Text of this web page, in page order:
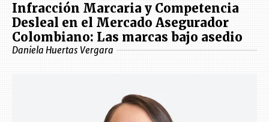
Infracción Marcaria y Competencia
Desleal en el Mercado Asegurador
Colombiano: Las marcas bajo asedio
Daniela Huertas Vergara